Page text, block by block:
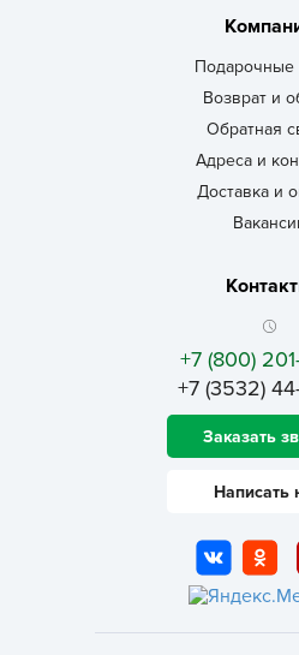
Подарочные
Возврат и
Обратная
Адреса и
Доставка и
+7 (800)
+7 (3532)
Заказать
Написать